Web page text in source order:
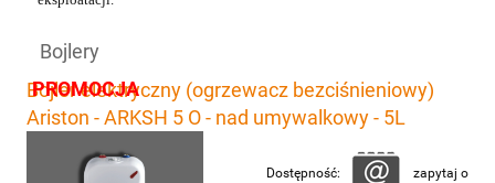
Bojlery
Bojler elektryczny (ogrzewacz bezciśnieniowy)
Ariston - ARKSH 5 O - nad umywalkowy - 5L
Dostępność: zapytaj o
PROMOCJA